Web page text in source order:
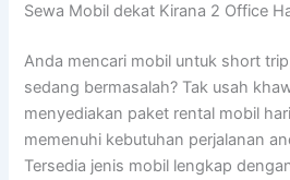
Sewa Mobil dekat Kirana 2 Office
Anda mencari mobil untuk short
sedang bermasalah? Tak usah
menyediakan paket rental mobil
memenuhi kebutuhan perjalanan
Tersedia jenis mobil lengkap